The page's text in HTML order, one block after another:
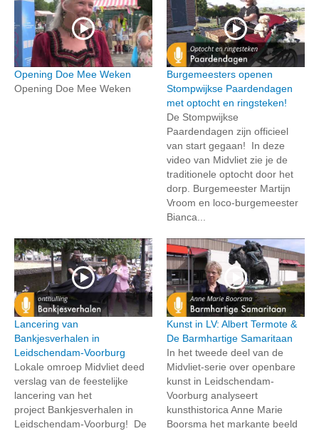
Opening Doe Mee Weken
Opening Doe Mee Weken
Burgemeesters openen
Stompwijkse Paardendagen
met optocht en ringsteken!
De Stompwijkse
Paardendagen zijn officieel
van start gegaan! In deze
video van Midvliet zie je de
traditionele optocht door het
dorp. Burgemeester Martijn
Vroom en loco-burgemeester
Bianca...
Lancering van
Bankjesverhalen in
Leidschendam-Voorburg
Lokale omroep Midvliet deed
verslag van de feestelijke
lancering van het
project Bankjesverhalen in
Leidschendam-Voorburg! De
Kunst in LV: Albert Termote &
De Barmhartige Samaritaan
In het tweede deel van de
Midvliet-serie over openbare
kunst in Leidschendam-
Voorburg analyseert
kunsthistorica Anne Marie
Boorsma het markante beeld